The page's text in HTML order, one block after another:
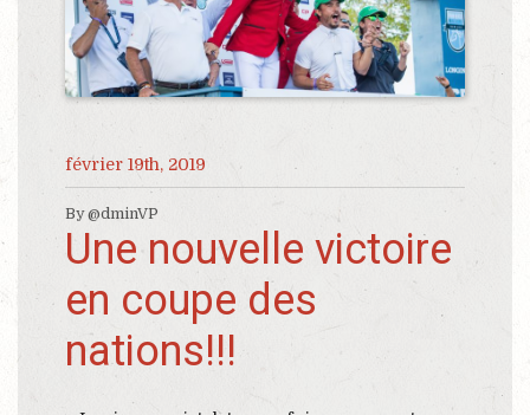
février 19th, 2019
By @dminVP
Une nouvelle victoire
en coupe des
nations!!!